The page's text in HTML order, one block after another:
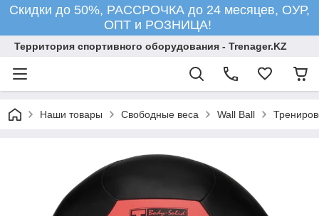
Скидки до 50%, РАССРОЧКА до 24 месяцев, ОУР,
ОПТ и РОЗНИЦА!
Территория спортивного оборудования - Trenager.KZ
Наши товары Свободные веса Wall Ball